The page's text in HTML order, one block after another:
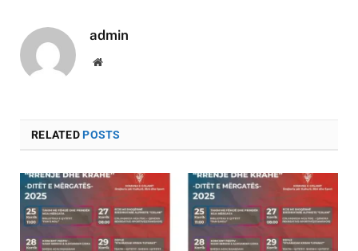
admin
Website
RELATEDPOSTS